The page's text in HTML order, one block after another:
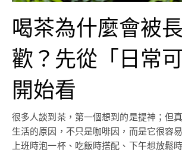
喝茶為什麼會被
歡？先從「日常可
開始看
很多人談到茶，第一個想到的是提神；但
生活的原因，不只是咖啡因，而是它很容
上班時泡一杯、吃飯時搭配、下午想放鬆